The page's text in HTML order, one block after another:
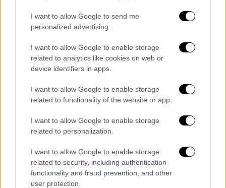
I want to allow Google to send me
personalized advertising.
I want to allow Google to enable storage
related to analytics like cookies on web or
device identifiers in apps.
I want to allow Google to enable storage
related to functionality of the website or app.
I want to allow Google to enable storage
related to personalization.
I want to allow Google to enable storage
related to security, including authentication
functionality and fraud prevention, and other
user protection.
Δημήτρης Μακαλιάς
«Ηρθα πάλι πίσω σαν τον δολοφόνο! Ολα
καλά πάντως, να ξέρετε. Ευχαριστώ όσους
μου στείλανε μηνύματα χθες, ήταν πολύ
συγκινητικό. Η μαμά μου, ο μπαμπάς μου και
η γυναίκα μου. Να στείλω ένα γλυκό φιλί
στην Κατερίνα Καινούργιου, ξέρει αυτή.
Αυτό έχω να πω. Με αγάπη το λέω. Μου
έστειλε περαστικά, είχαμε μια πολύ γλυκιά
συνομιλία και την ευχαριστώ» είπε ο
Δημήτρης Μακαλιάς.